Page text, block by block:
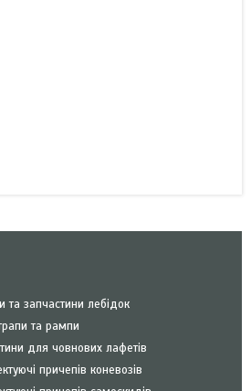
та запчастини лебідок
та рампи
для човнових лафетів
причепів коневозів